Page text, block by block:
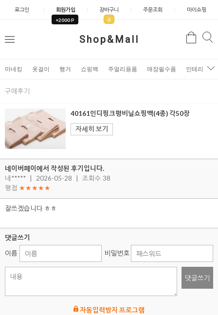
로그인 회원가입
+2000 P
장바구니
0
주문조회 마이쇼핑
Shop&Mall
메
검
마네킹 옷걸이 행거 쇼핑백 주얼리용품 매장필수품 인테리어소
구매후기
40161인디핑크평비닐쇼핑백(4종) 각50장
자세히 보기
네이버페이에서 작성된 후기입니다.
네*****
2026-05-28
조회수 38
평점 ★★★★★
잘쓰겠습니다 ㅎㅎ
댓글쓰기
이름
비밀번호
댓글쓰기
자동입력방지 프로그램